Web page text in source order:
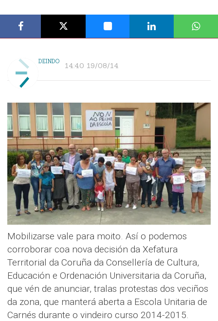
DEINDO 14:40 19/08/14
Mobilizarse vale para moito. Así o podemos
corroborar coa nova decisión da Xefatura
Territorial da Coruña da Consellería de Cultura,
Educación e Ordenación Universitaria da Coruña,
que vén de anunciar, tralas protestas dos veciños
da zona, que manterá aberta a Escola Unitaria de
Carnés durante o vindeiro curso 2014-2015.